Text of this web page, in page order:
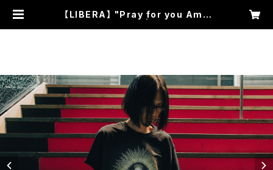
【LIBERA】 "Pray for you Ame